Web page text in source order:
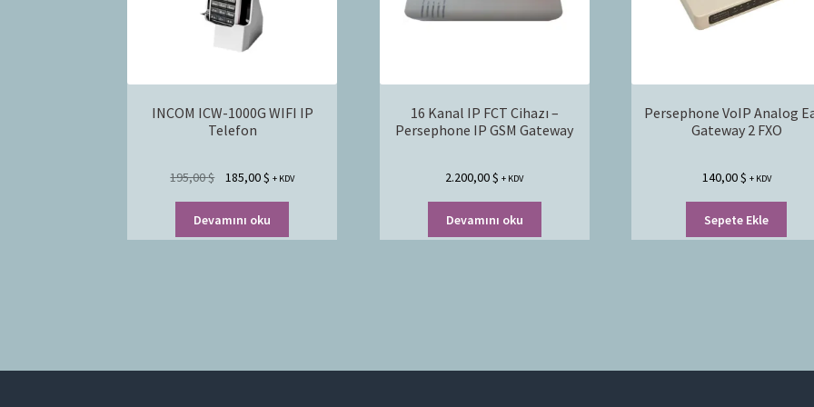
INCOM ICW-1000G WIFI IP
Telefon
195,00$ 185,00$ + KDV
Devamını oku
16 Kanal IP FCT Cihazı –
Persephone IP GSM Gateway
2.200,00$ + KDV
Devamını oku
Persephone VoIP Analog
Gateway 2 FXO
140,00$ + KDV
Sepete Ekle